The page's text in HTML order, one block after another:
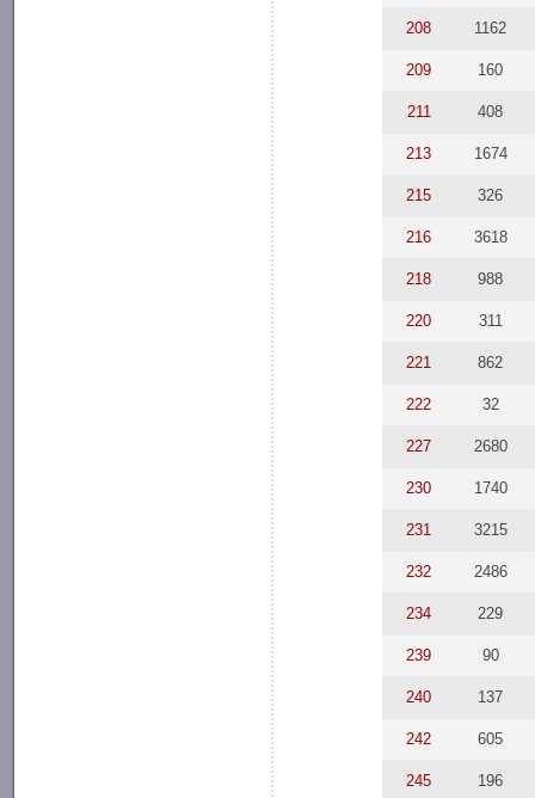
208 1162
209 160
211 408
213 1674
215 326
216 3618
218 988
220 311
221 862
222 32
227 2680
230 1740
231 3215
232 2486
234 229
239 90
240 137
242 605
245 196